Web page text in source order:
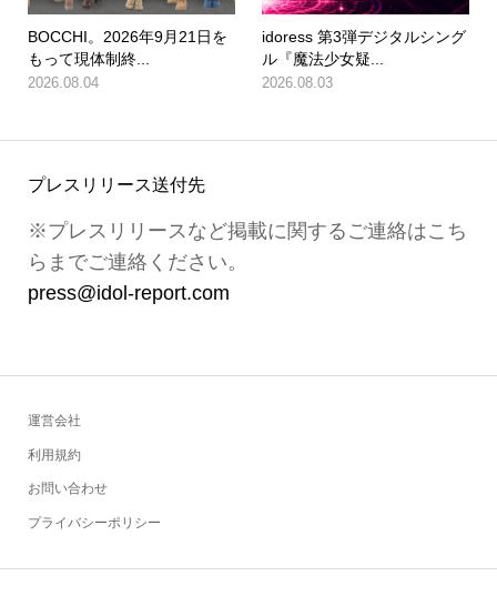
BOCCHI。2026年9月21日を
もって現体制終...
2026.08.04
idoress 第3弾デジタルシング
ル『魔法少女疑...
2026.08.03
プレスリリース送付先
※プレスリリースなど掲載に関するご連絡はこち
らまでご連絡ください。
press@idol-report.com
運営会社
利用規約
お問い合わせ
プライバシーポリシー